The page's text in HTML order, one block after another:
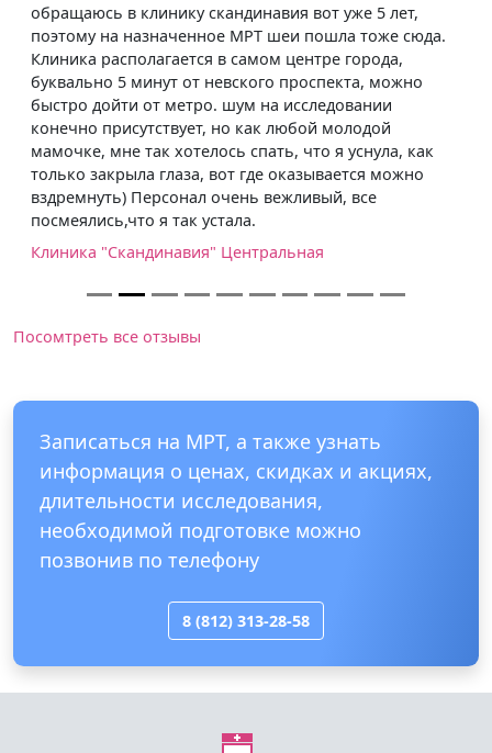
обращаюсь в клинику скандинавия вот уже 5 лет,
поэтому на назначенное МРТ шеи пошла тоже сюда.
Клиника располагается в самом центре города,
буквально 5 минут от невского проспекта, можно
быстро дойти от метро. шум на исследовании
конечно присутствует, но как любой молодой
мамочке, мне так хотелось спать, что я уснула, как
только закрыла глаза, вот где оказывается можно
вздремнуть) Персонал очень вежливый, все
посмеялись,что я так устала.
Клиника "Скандинавия" Центральная
Посомтреть все отзывы
Записаться на МРТ, а также узнать
информация о ценах, скидках и акциях,
длительности исследования,
необходимой подготовке можно
позвонив по телефону
8 (812) 313-28-58